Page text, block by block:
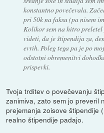
konstantno povečevala.
pri 50k na faksu (pa nisem
Kolikor sem na hitro
videti, da je štipendija za,
evrih. Poleg tega pa je po
odstotni obremenitvi
prispevki.
Tvoja trditev o povečevanju
zanimiva, zato sem jo preveril
prejemanja zoisove štipendije
realno štipendije padajo.